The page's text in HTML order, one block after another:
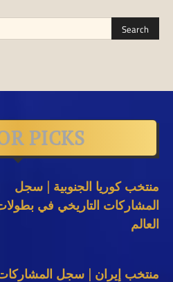
PICKS
منتخب كوريا الجنوبية | سجل
المشاركات التاريخي في
العالم
منتخب إيران | سجل